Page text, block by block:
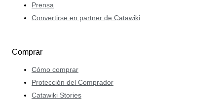
Prensa
Convertirse en partner de Catawiki
Comprar
Cómo comprar
Protección del Comprador
Catawiki Stories